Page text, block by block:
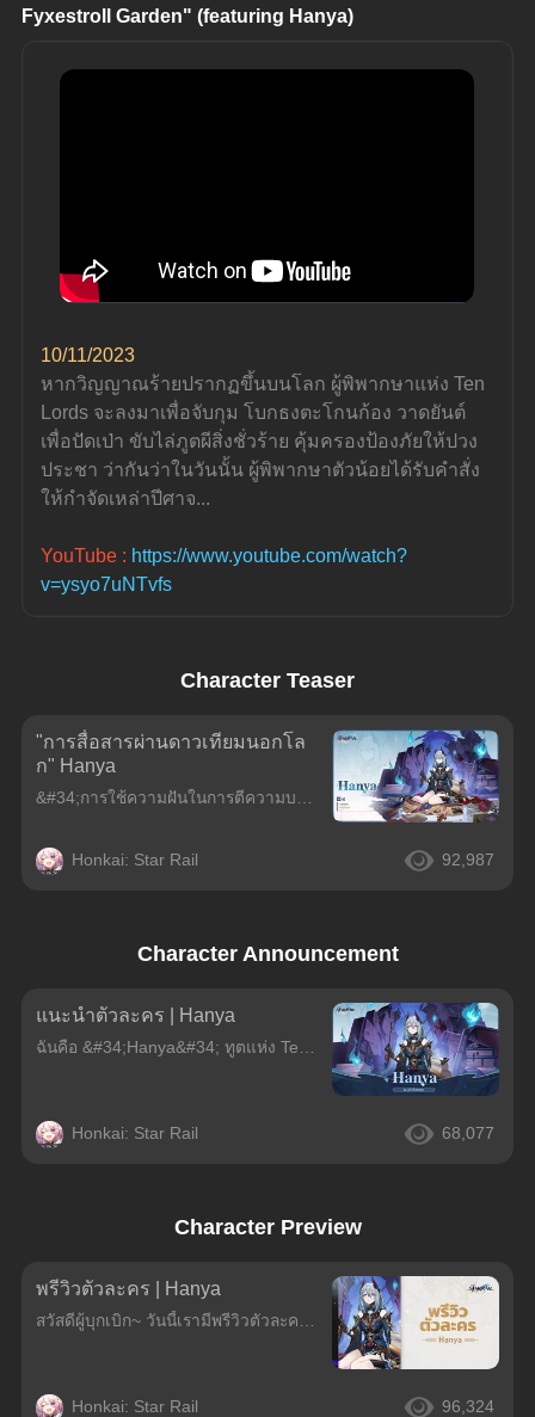
Fyxestroll Garden" (featuring Hanya)
10/11/2023
หากวิญญาณร้ายปรากฏขึ้นบนโลก ผู้พิพากษาแห่ง Ten
Lords จะลงมาเพื่อจับกุม โบกธงตะโกนก้อง วาดยันต์
เพื่อปัดเป่า ขับไล่ภูตผีสิ่งชั่วร้าย คุ้มครองป้องภัยให้ปวง
ประชา ว่ากันว่าในวันนั้น ผู้พิพากษาตัวน้อยได้รับคำสั่ง
ให้กำจัดเหล่าปีศาจ...
YouTube : https://www.youtube.com/watch?
v=ysyo7uNTvfs
Character Teaser
"การสื่อสารผ่านดาวเทียมนอกโล
ก" Hanya
Honkai: Star Rail 92,987
Character Announcement
แนะนำตัวละคร | Hanya
ฉันคือ &#34;Hanya&#34; ทูตแห่ง Ten Lords มีหน้าที่รับผิดชอบหน่วยสุดท้ายจากทั้งสี่แผนกของผู้พิพากษาคือ จับกุม คุมขัง ลงทัณฑ์ และสอบสวน...ฉันดูง่วงนอนนิดหน่อยงั้นเหรอ...? ช่วงนี้งานค่อนข้างเยอะน่ะ พอรู้
Honkai: Star Rail 68,077
Character Preview
พรีวิวตัวละคร | Hanya
สวัสดีผู้บุกเบิก~ วันนี้เรามีพรีวิวตัวละคร &#34;Hanya&#34; มาฝากทุกคนกันด้วยล่ะ!
Honkai: Star Rail 96,324